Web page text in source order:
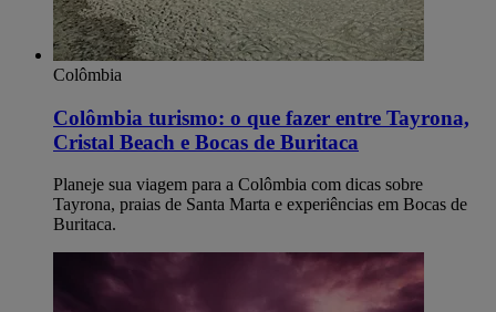
Colômbia
Colômbia turismo: o que fazer entre Tayrona,
Cristal Beach e Bocas de Buritaca
Planeje sua viagem para a Colômbia com dicas sobre
Tayrona, praias de Santa Marta e experiências em Bocas de
Buritaca.